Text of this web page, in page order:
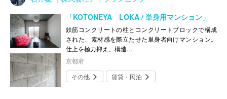
「KOTONEYA LOKA / 単身用マンション」
鉄筋コンクリートの柱とコンクリートブロックで構成
された、素材感を際立たせた単身者向けマンション。
仕上を極力抑え、構造…
京都府
その他
賃貸・民泊